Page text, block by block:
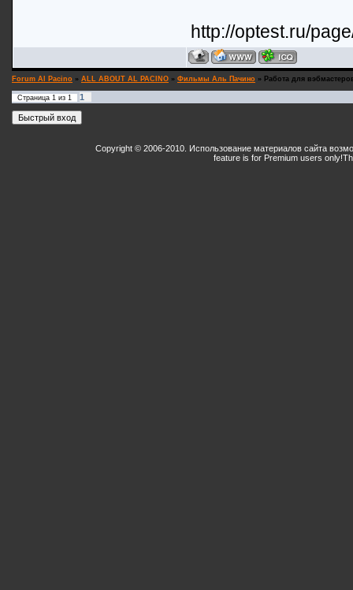
http://optest.ru/
Forum Al Pacino » ALL ABOUT AL PACINO » Фильмы Аль Пачино » Работа для
Страница 1 из 1 1
Copyright © 2006-2010. Использование материалов сайта
feature is for Premium users only!